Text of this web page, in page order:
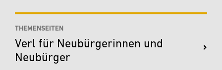
THEMENSEITEN
Verl für Neubürgerinnen und
Neubürger